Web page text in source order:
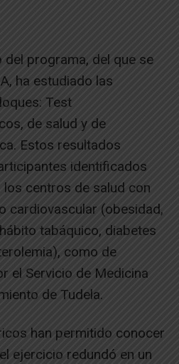
del programa, del que se
ha estudiado las
Test
de salud y de
Estos resultados
identificados
centros de salud con
cardiovascular (obesidad,
tabáquico, diabetes
como de
el Servicio de Medicina
de Tudela.
han permitido conocer
ejercicio redundó en un